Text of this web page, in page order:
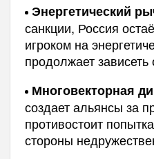
Энергетический
санкции, Россия
игроком на
продолжает зависеть
Многовекторная
создает альянсы за
противостоит
стороны